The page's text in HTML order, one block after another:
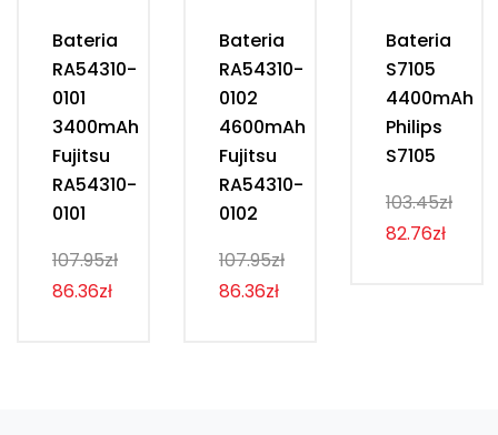
Bateria
RA54310-
0101
3400mAh
Fujitsu
RA54310-
0101
107.95zł
86.36zł
Bateria
RA54310-
0102
4600mAh
Fujitsu
RA54310-
0102
107.95zł
86.36zł
Bateria
S7105
4400mAh
Philips
S7105
103.45zł
82.76zł